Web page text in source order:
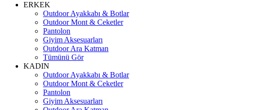
ERKEK
Outdoor Ayakkabı & Botlar
Outdoor Mont & Ceketler
Pantolon
Giyim Aksesuarları
Outdoor Ara Katman
Tümünü Gör
KADIN
Outdoor Ayakkabı & Botlar
Outdoor Mont & Ceketler
Pantolon
Giyim Aksesuarları